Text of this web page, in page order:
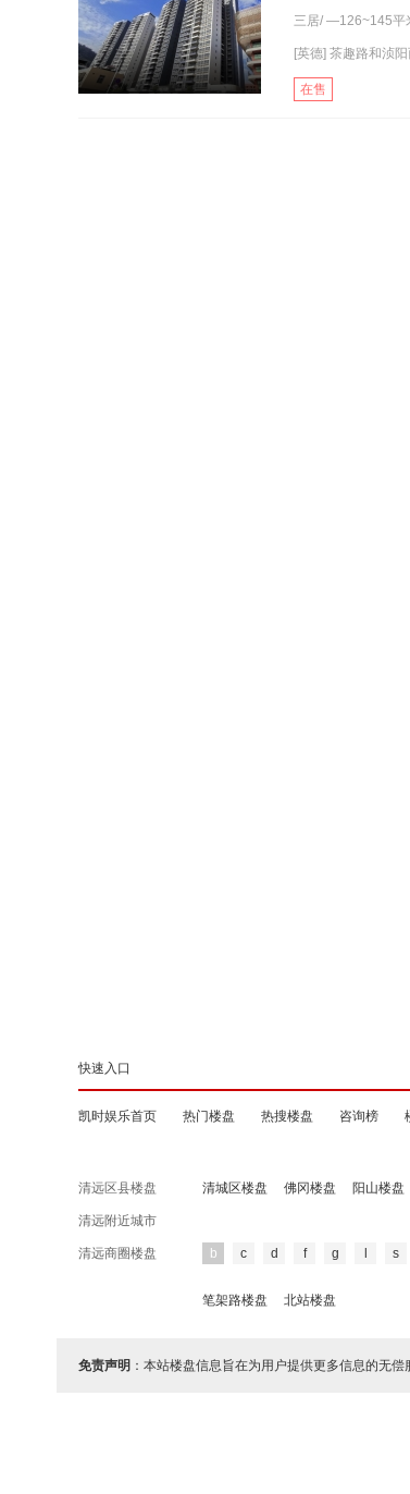
三居/ —126~145平
[英德] 茶趣路和浈
在售
快速入口
凯时娱乐首页 热门楼盘 热搜楼盘 咨询榜
清远区县楼盘 清城区楼盘 佛冈楼盘 阳山楼盘
清远附近城市
清远商圈楼盘 b c d f g s
笔架路楼盘 北站楼盘
免责声明 ：本站楼盘信息旨在为用户提供更多信息的无